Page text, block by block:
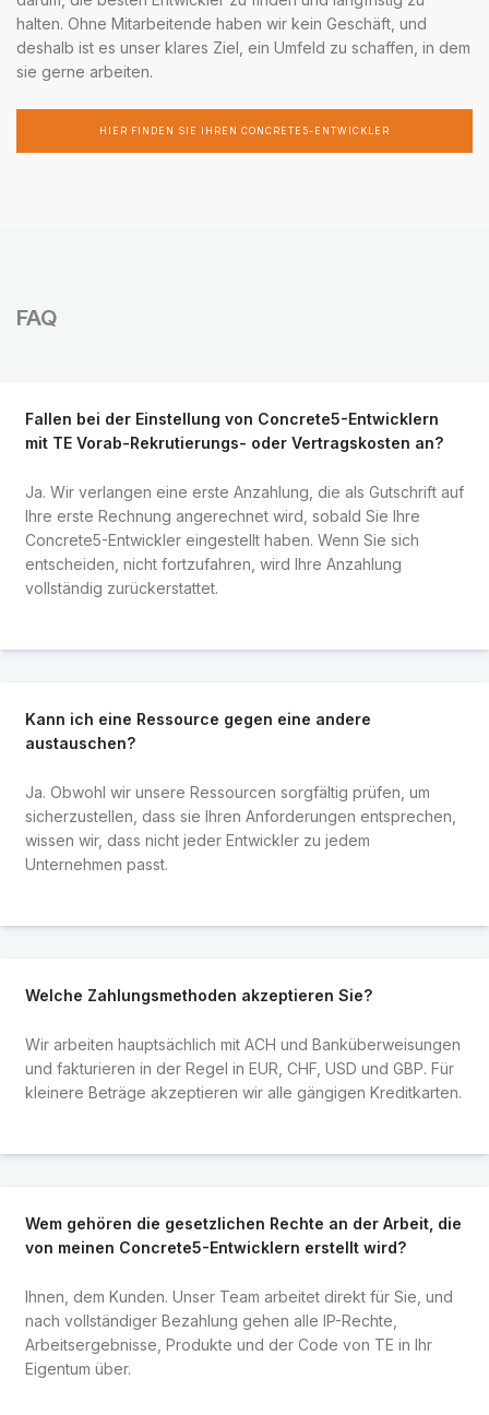
halten. Ohne Mitarbeitende haben wir kein Geschäft, und
deshalb ist es unser klares Ziel, ein Umfeld zu schaffen, in dem
sie gerne arbeiten.
HIER FINDEN SIE IHREN CONCRETE5-ENTWICKLER
FAQ
Fallen bei der Einstellung von Concrete5-Entwicklern
mit TE Vorab-Rekrutierungs- oder Vertragskosten an?
Ja. Wir verlangen eine erste Anzahlung, die als Gutschrift auf
Ihre erste Rechnung angerechnet wird, sobald Sie Ihre
Concrete5-Entwickler eingestellt haben. Wenn Sie sich
entscheiden, nicht fortzufahren, wird Ihre Anzahlung
vollständig zurückerstattet.
Kann ich eine Ressource gegen eine andere
austauschen?
Ja. Obwohl wir unsere Ressourcen sorgfältig prüfen, um
sicherzustellen, dass sie Ihren Anforderungen entsprechen,
wissen wir, dass nicht jeder Entwickler zu jedem
Unternehmen passt.
Welche Zahlungsmethoden akzeptieren Sie?
Wir arbeiten hauptsächlich mit ACH und Banküberweisungen
und fakturieren in der Regel in EUR, CHF, USD und GBP. Für
kleinere Beträge akzeptieren wir alle gängigen Kreditkarten.
Wem gehören die gesetzlichen Rechte an der Arbeit, die
von meinen Concrete5-Entwicklern erstellt wird?
Ihnen, dem Kunden. Unser Team arbeitet direkt für Sie, und
nach vollständiger Bezahlung gehen alle IP-Rechte,
Arbeitsergebnisse, Produkte und der Code von TE in Ihr
Eigentum über.